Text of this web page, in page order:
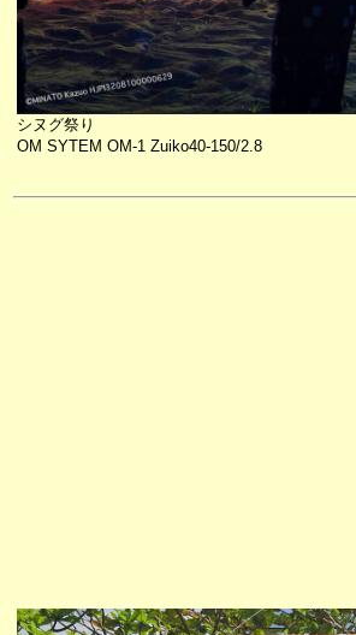
シヌグ祭り
OM SYTEM OM-1 Zuiko40-150/2.8